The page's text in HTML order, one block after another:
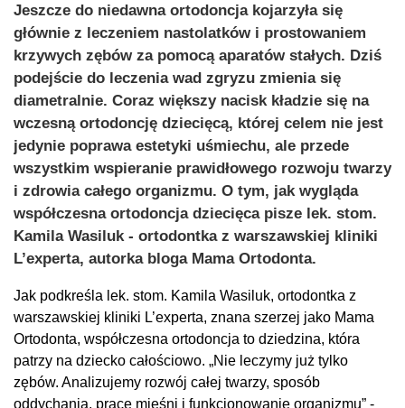
Jeszcze do niedawna ortodoncja kojarzyła się
głównie z leczeniem nastolatków i prostowaniem
krzywych zębów za pomocą aparatów stałych. Dziś
podejście do leczenia wad zgryzu zmienia się
diametralnie. Coraz większy nacisk kładzie się na
wczesną ortodoncję dziecięcą, której celem nie jest
jedynie poprawa estetyki uśmiechu, ale przede
wszystkim wspieranie prawidłowego rozwoju twarzy
i zdrowia całego organizmu. O tym, jak wygląda
współczesna ortodoncja dziecięca pisze lek. stom.
Kamila Wasiluk - ortodontka z warszawskiej kliniki
L’experta, autorka bloga Mama Ortodonta.
Jak podkreśla lek. stom. Kamila Wasiluk, ortodontka z
warszawskiej kliniki L’experta, znana szerzej jako Mama
Ortodonta, współczesna ortodoncja to dziedzina, która
patrzy na dziecko całościowo. „Nie leczymy już tylko
zębów. Analizujemy rozwój całej twarzy, sposób
oddychania, pracę mięśni i funkcjonowanie organizmu” -